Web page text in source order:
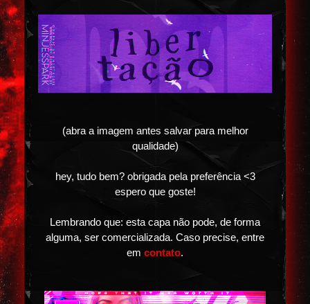
(abra a imagem antes salvar para melhor
qualidade)
hey, tudo bem? obrigada pela preferência <3
espero que goste!
Lembrando que: esta capa não pode, de forma
alguma, ser comercializada. Caso precise, entre
em contato.